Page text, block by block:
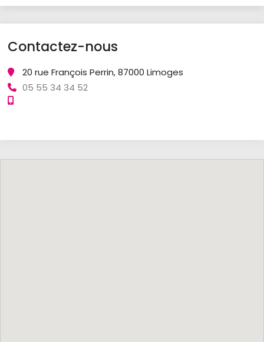
Contactez-nous
20 rue François Perrin, 87000 Limoges
05 55 34 34 52